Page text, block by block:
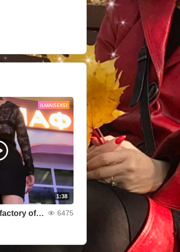
ILMAISEKSI
1:38
I just came from the factory of beautiful legs 6475